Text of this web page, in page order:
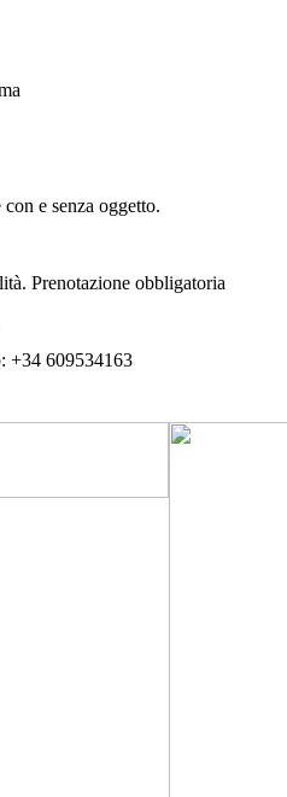
e senza oggetto.
Prenotazione obbligatoria
+34 609534163